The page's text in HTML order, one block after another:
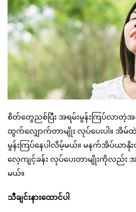
စိတ်တွေညစ်ပြီး အရမ်းမွန်းကြပ်လာတဲ့အ
ထွက်လျှောက်တာမျိုး လုပ်ပေးပါ။ အိမ်ထဲမှ
မွန်းကြပ်နေပါလိမ့်မယ်။ မနက်အိပ်ယာ
လေ့ကျင့်ခန်း လုပ်ပေးတာမျိုးကိုလည်း
မယ်။
သီချင်းနားထောင်ပါ